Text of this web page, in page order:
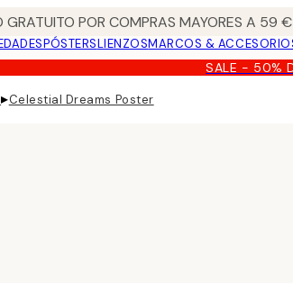
GRATUITO POR COMPRAS MAYORES A 59
PÓSTERSLIENZOSMARCOS &
SALE - 50%
▸Celestial Dreams Poster